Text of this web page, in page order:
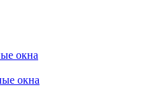
окна
окна